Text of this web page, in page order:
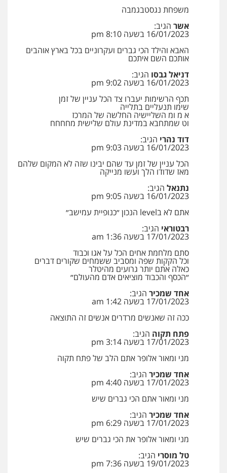
עו"ד איהאב ג'לג'ולי
פלילי
אסירים
0505216700
פלילי צבאי מעצרים וחקירות
עו"ד אלון קריטי
פלילי
0525544654
מנשה, אלמוג – עורכי דין
פלילי
עורכי דין לענייני אסירים
0546470989
עו"ד זוהר ארבל
פשיעה חמורה
קטינים
0538788878
עו"ד אסף דוק
פלילי עבירות מין סמים והימורים
משפחת נגסטבגמבה
אשר הגיב:
16/01/2023 בשעה 8:10 pm
האבא והילד הכי גברים ועקרוניים בכל בארץ אוהבים
אותכם השם איתכם
דניאל גבסו הגיב:
16/01/2023 בשעה 9:02 pm
תכף הרשימות יעברו צד הכל עניין של זמן
שימו תנעליים בתלייה
א מ ומ השליישיה החלשה של המרכז
וט שמתחבא במדינת עולם שלישית מחחחח
דוד נהרי הגיב:
16/01/2023 בשעה 9:03 pm
הכל עניין של זמן עד שהם יבינו שזה לא המקום שלהם
מאז שדודו הלך ועשו מנייקה
נתנאל הגיב:
16/01/2023 בשעה 9:05 pm
אתם לא בlevel הנכון ״כנופיית עמישב״
רבטוראי הגיב:
17/01/2023 בשעה 1:36 am
סתם מלחמת אחים הכל על אגו וכבוד
וכל הקקות שפה ומסביב ששמחים שקורים דברים
כאלה אתם יותר גרועים מהיטלר
״הכסף והכבוד מוציאים אדם מהעולם״
אחד שמכיר הגיב:
17/01/2023 בשעה 1:42 am
ככה זה שאנשים מרדרים אנשים זה התוצאה
פתח תקוה הגיב:
17/01/2023 בשעה 3:14 pm
מני ומאור אלופר אתם הלב של פתח תקוה
אחד שמכיר הגיב:
17/01/2023 בשעה 4:40 pm
מני ומאור אתם הכי גברים שיש
אחד שמכיר הגיב:
17/01/2023 בשעה 6:29 pm
מני ומאור אלופר את הכי גברים שיש
טל מוסרי הגיב:
19/01/2023 בשעה 7:36 pm
עו"ד שנהב אילון
פלילי פשיעה חמורה
נוער עורכי דין לענייני אסירים
0549475678
עו"ד אורנת קמרון
עורכי דין לענייני אסירים
משפחה נוער
0505417090
שני אלגרבלי – משרד עורכי דין
פלילי עורכי דין לענייני אסירים
0507120031
עו"ד אייל אביטל
פלילי פשיעה חמורה מעצרים וחקירות
0544712201
עו"ד בועז קניג
פלילי משפחה כלכלי צבאי
0507003001
ויקי שמואל – משרד עו"ד
0528959600
קורל קרוז – עורך דין פלילי
משפט פלילי
0545437431
עו"ד עלי סעדי
פלילי פשיעה חמורה ליווי וייצוג בחקירות
ומעצרים
0508824984